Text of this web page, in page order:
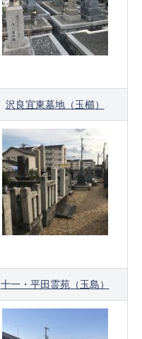
沢良宜東墓地（玉櫛）
十一・平田霊苑（玉島）